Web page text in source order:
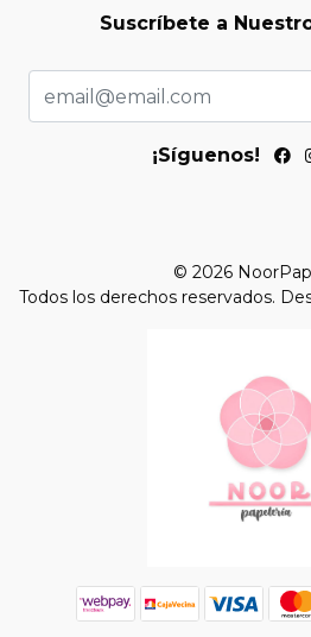
Suscríbete a
¡Síguenos!
© 2026
Todos los derechos reservados.